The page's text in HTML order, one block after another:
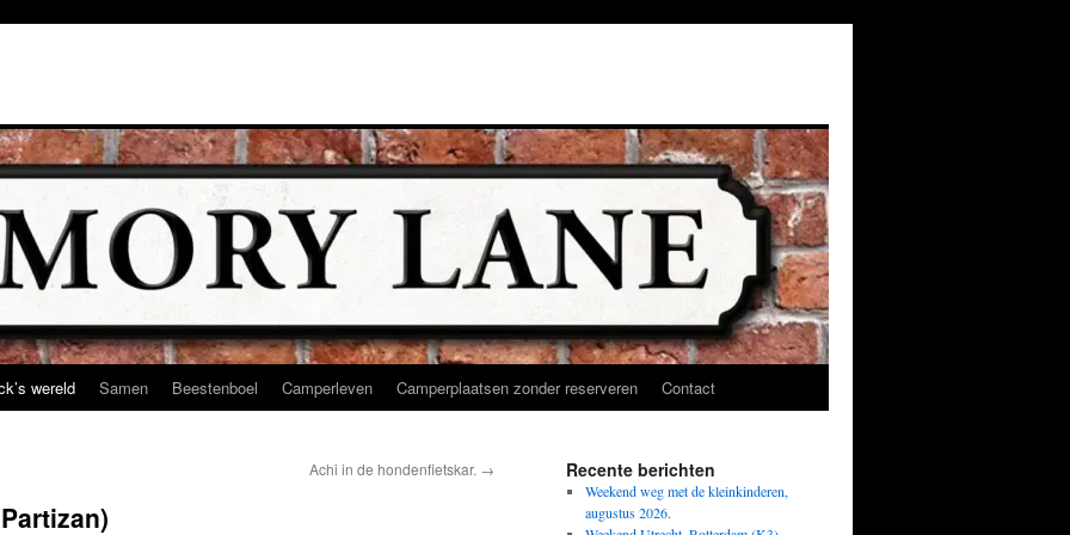
wereld Samen Beestenboel Camperleven Camperplaatsen zonder reserveren Contact
Achi in de hondenfietskar. → Recente berichten
Weekend weg met de kleinkinderen,
augustus 2026.